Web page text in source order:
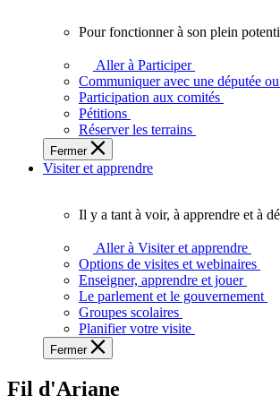
Ontariens.
fonctionner
plein
potentiel,
l'Assemblée
a
besoin
Pour fonctionner à son plein
Aller à Participer
Communiquer avec une députée
Participation aux comités
Pétitions
Réserver les terrains
Fermer
Visiter et apprendre
voir,
apprendre
et
découvrir
Il y a tant à voir, à apprendre et à
Aller à Visiter et apprendre
Options de visites et webinaires
Enseigner, apprendre et jouer
Le parlement et le gouvernement
Groupes scolaires
Planifier votre visite
Fermer
Fil d'Ariane